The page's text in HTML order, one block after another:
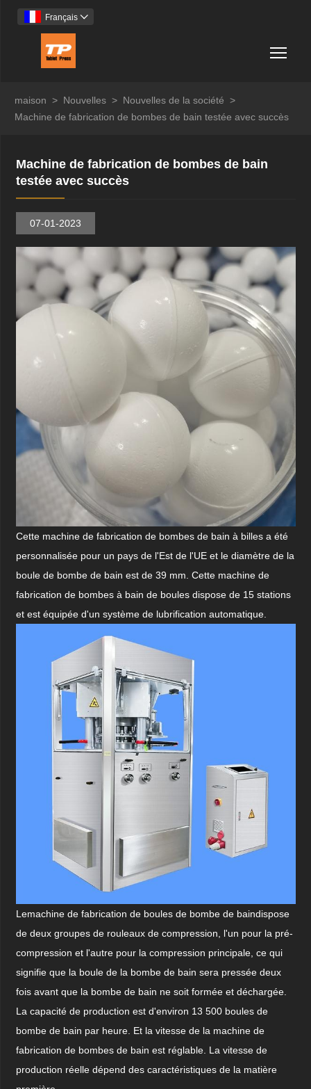
Français 
maison > Nouvelles > Nouvelles de la société >
Machine de fabrication de bombes de bain testée avec succès
Machine de fabrication de bombes de bain
testée avec succès
07-01-2023
Cette machine de fabrication de bombes de bain à billes a été
personnalisée pour un pays de l'Est de l'UE et le diamètre de la
boule de bombe de bain est de 39 mm. Cette machine de
fabrication de bombes à bain de boules dispose de 15 stations
et est équipée d'un système de lubrification automatique.
Lemachine de fabrication de boules de bombe de baindispose
de deux groupes de rouleaux de compression, l'un pour la pré-
compression et l'autre pour la compression principale, ce qui
signifie que la boule de la bombe de bain sera pressée deux
fois avant que la bombe de bain ne soit formée et déchargée.
La capacité de production est d'environ 13 500 boules de
bombe de bain par heure. Et la vitesse de la machine de
fabrication de bombes de bain est réglable. La vitesse de
production réelle dépend des caractéristiques de la matière